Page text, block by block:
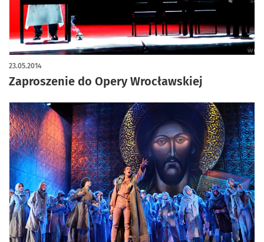
Zaproszenie do Opery Wrocławskiej
23.05.2014